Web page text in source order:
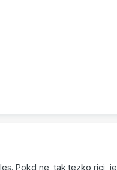
Pokd ne, tak tezko rici,